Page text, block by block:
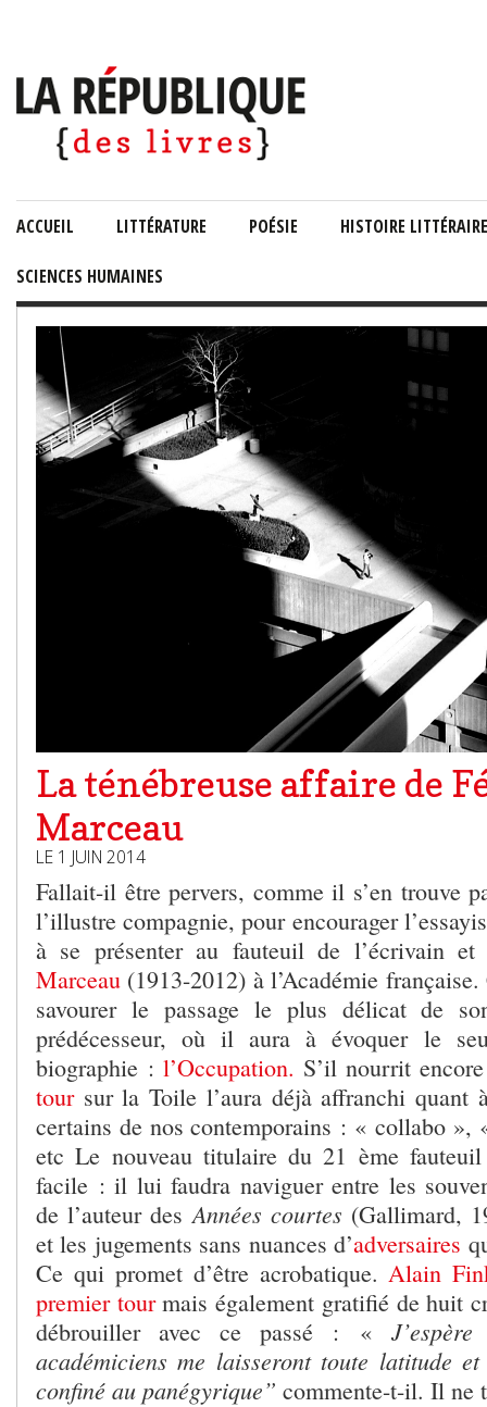
ACCUEIL LITTÉRATURE POÉSIE HISTOIRE LITTÉRAIRE
SCIENCES HUMAINES
La ténébreuse affaire de
Marceau
LE 1 JUIN 2014
Fallait-il être pervers, comme il s’en trouve
l’illustre compagnie, pour encourager
à se présenter au fauteuil de l’écrivain
Marceau (1913-2012) à l’Académie
savourer le passage le plus délicat de
prédécesseur, où il aura à évoquer le
biographie : l’Occupation. S’il nourrit
tour sur la Toile l’aura déjà affranchi quant
certains de nos contemporains : « collabo »,
etc Le nouveau titulaire du 21 ème fauteuil
facile : il lui faudra naviguer entre les
de l’auteur desAnnées courtes (Gallimard,
et les jugements sans nuances d’adversaires
Ce qui promet d’être acrobatique.Alain
premier tourmais également gratifié de huit
débrouiller avec ce passé : «
académiciens me laisseront toute latitude
confiné au panégyrique” commente-t-il. Il ne